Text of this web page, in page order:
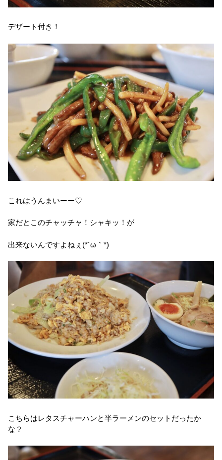
デザート付き！
これはうんまいーー♡
家だとこのチャッチャ！シャキッ！が
出来ないんですよねぇ(*´ω｀*)
こちらはレタスチャーハンと半ラーメンのセットだったか
な？